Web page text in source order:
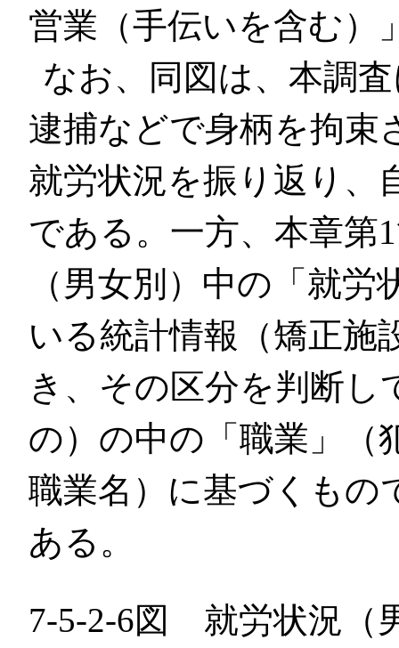
営業（手伝いを含む）
なお、同図は、本調
逮捕などで身柄を拘束
就労状況を振り返り、
である。一方、本章第
（男女別）中の「就
いる統計情報（矯正施
き、その区分を判断
の）の中の「職業」（
職業名）に基づくもの
ある。
7-5-2-6図 就労状況（